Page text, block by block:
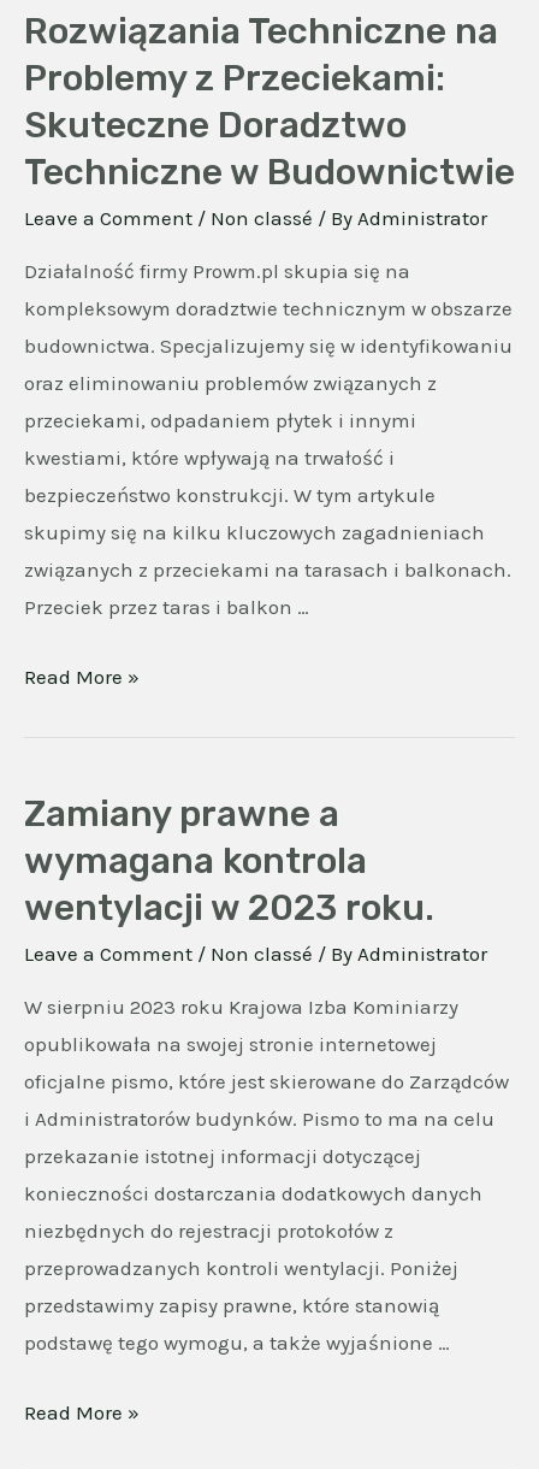
Rozwiązania Techniczne na
Problemy z Przeciekami:
Skuteczne Doradztwo
Techniczne w Budownictwie
Leave a Comment / Non classé / By Administrator
Działalność firmy Prowm.pl skupia się na
kompleksowym doradztwie technicznym w obszarze
budownictwa. Specjalizujemy się w identyfikowaniu
oraz eliminowaniu problemów związanych z
przeciekami, odpadaniem płytek i innymi
kwestiami, które wpływają na trwałość i
bezpieczeństwo konstrukcji. W tym artykule
skupimy się na kilku kluczowych zagadnieniach
związanych z przeciekami na tarasach i balkonach.
Przeciek przez taras i balkon …
Rozwiązania
z
Przeciekami:
Skuteczne
w
Budownictwie
Read More »
Zamiany prawne a
wymagana kontrola
wentylacji w 2023 roku.
Leave a Comment / Non classé / By Administrator
W sierpniu 2023 roku Krajowa Izba Kominiarzy
opublikowała na swojej stronie internetowej
oficjalne pismo, które jest skierowane do Zarządców
i Administratorów budynków. Pismo to ma na celu
przekazanie istotnej informacji dotyczącej
konieczności dostarczania dodatkowych danych
niezbędnych do rejestracji protokołów z
przeprowadzanych kontroli wentylacji. Poniżej
przedstawimy zapisy prawne, które stanowią
podstawę tego wymogu, a także wyjaśnione …
Zamiany
Read More »